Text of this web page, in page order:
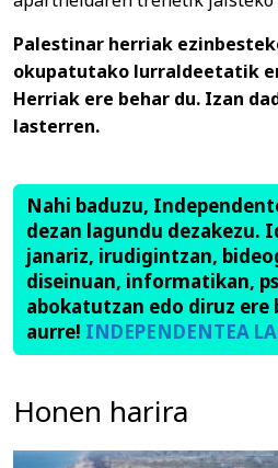
Palestinar herriak
okupatutako lurraldeetatik
Herriak ere behar du. Izan
lasterren.
Nahi baduzu,
dezan lagundu dezakezu.
janariz, irudigintzan,
diseinuan, informatikan,
abokatutzan edo diruz ere
aurre! INDEPENDENTEA
Honen harira